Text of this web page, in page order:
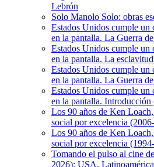
Lebrón
Solo Manolo Solo: obras
Estados Unidos cumple
en la pantalla. La Guerra
Estados Unidos cumple
en la pantalla. La
Estados Unidos cumple
en la pantalla. La Guerra
Estados Unidos cumple
en la pantalla. Introducción
Los 90 años de Ken
social por excelencia
Los 90 años de Ken
social por excelencia
Tomando el pulso al cine
2026): USA,